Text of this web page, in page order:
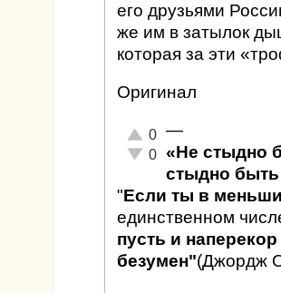
его друзьями
же им в затылок
которая за эти
Оригинал
Отлично!
0
Неадекватно!
0
—
«Не стыдно
стыдно быть
"Если ты в
единственном
пусть и
безумен"(Джордж